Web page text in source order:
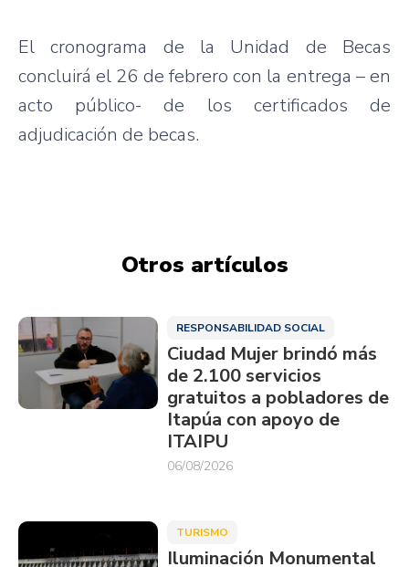
El cronograma de la Unidad de Becas
concluirá el 26 de febrero con la entrega – en
acto público- de los certificados de
adjudicación de becas.
Otros artículos
RESPONSABILIDAD SOCIAL
Ciudad Mujer brindó más
de 2.100 servicios
gratuitos a pobladores de
Itapúa con apoyo de
ITAIPU
06/08/2026
TURISMO
Iluminación Monumental